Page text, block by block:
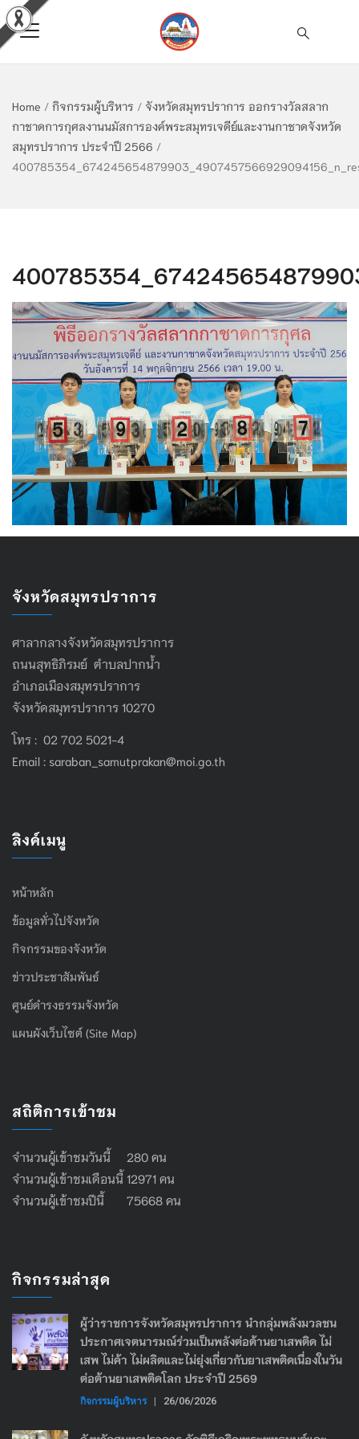
Home / กิจกรรมผู้บริหาร / จังหวัดสมุทรปราการ ออกรางวัลสลาก
กาชาดการกุศลงานนมัสการองค์พระสมุทรเจดีย์และงานกาชาดจังหวัด
สมุทรปราการ ประจำปี 2566 /
จังหวัดสมุทรปราการ
ศาลากลางจังหวัดสมุทรปราการ
ถนนสุทธิภิรมย์ ตำบลปากน้ำ
อำเภอเมืองสมุทรปราการ
จังหวัดสมุทรปราการ 10270
โทร : 02 702 5021-4
Email : saraban_samutprakan@moi.go.th
ลิงค์เมนู
หน้าหลัก
ข้อมูลทั่วไปจังหวัด
กิจกรรมของจังหวัด
ข่าวประชาสัมพันธ์
ศูนย์ดำรงธรรมจังหวัด
แผนผังเว็บไซต์ (Site Map)
สถิติการเข้าชม
จำนวนผู้เข้าชมวันนี้ 280 คน
จำนวนผู้เข้าชมเดือนนี้ 12971 คน
จำนวนผู้เข้าชมปีนี้ 75668 คน
กิจกรรมล่าสุด
ผู้ว่าราชการจังหวัดสมุทรปราการ นำกลุ่มพลังมวลชน
ประกาศเจตนารมณ์ร่วมเป็นพลังต่อต้านยาเสพติด ไม่
เสพ ไม่ค้า ไม่ผลิตและไม่ยุ่งเกี่ยวกับยาเสพติดเนื่องในวัน
ต่อต้านยาเสพติดโลก ประจำปี 2569
กิจกรรมผู้บริหาร | 26/06/2026